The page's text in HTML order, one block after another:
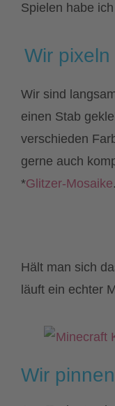
Spielen habe
Wir pixeln
Wir sind
einen Stab
verschieden
gerne auch
*Glitzer-Mosaike.
Hält man sich
läuft ein echter
Wir